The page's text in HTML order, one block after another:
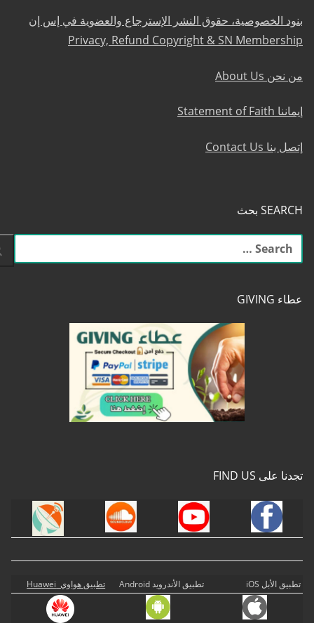
بنود الخصوصية، حقوق النشر الإسترجاع والعضوية في إس إن
Privacy, Refund Copyright & SN Membership
من نحن About Us
إيماننا Statement of Faith
إتصل بنا Contact Us
SEARCH بحث
البحث
عن:
عطاء GIVING
تجدنا على FIND US
تطبيق الأبل iOS تطبيق الأندرويد Android تطبيق هواوي Huawei